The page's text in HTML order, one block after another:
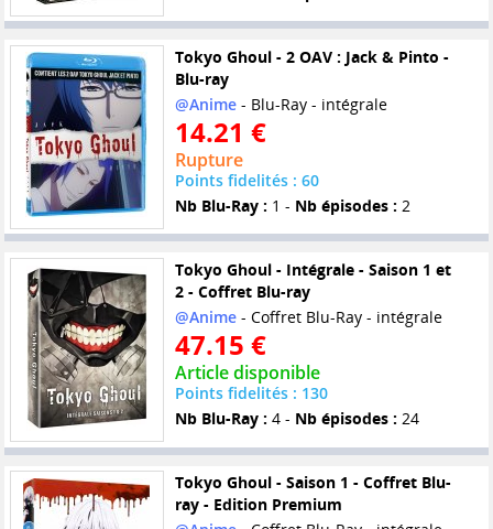
Tokyo Ghoul - 2 OAV : Jack & Pinto -
Blu-ray
@Anime- Blu-Ray - intégrale
14.21 €
Rupture
Points fidelités : 60
Nb Blu-Ray : 1 - Nb épisodes : 2
Tokyo Ghoul - Intégrale - Saison 1 et
2 - Coffret Blu-ray
@Anime- Coffret Blu-Ray - intégrale
47.15 €
Article disponible
Points fidelités : 130
Nb Blu-Ray : 4 - Nb épisodes : 24
Tokyo Ghoul - Saison 1 - Coffret Blu-
ray - Edition Premium